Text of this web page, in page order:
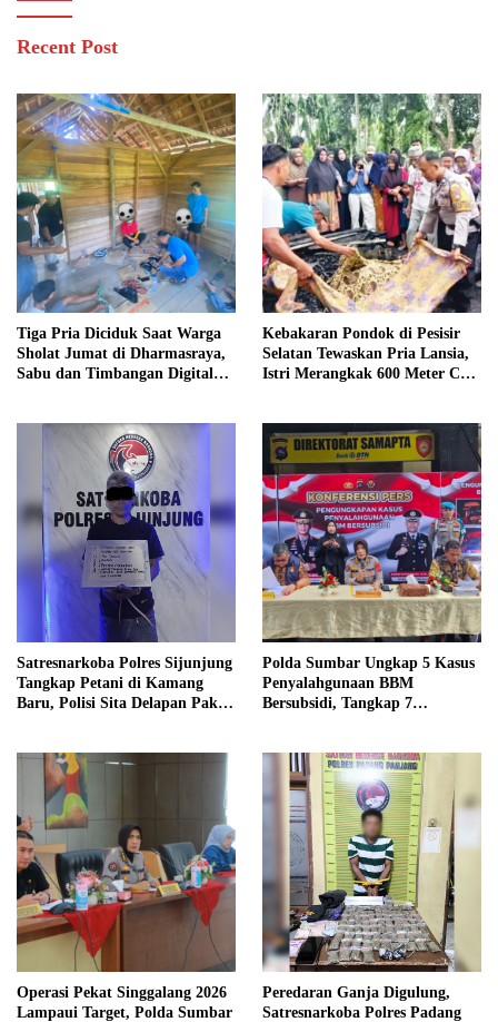
Recent Post
Tiga Pria Diciduk Saat Warga
Sholat Jumat di Dharmasraya,
Sabu dan Timbangan Digital
Kebakaran Pondok di Pesisir
Selatan Tewaskan Pria Lansia,
Istri Merangkak 600 Meter Cari
Satresnarkoba Polres Sijunjung
Tangkap Petani di Kamang
Baru, Polisi Sita Delapan Paket
Polda Sumbar Ungkap 5 Kasus
Penyalahgunaan BBM
Bersubsidi, Tangkap 7
Operasi Pekat Singgalang 2026
Lampaui Target, Polda Sumbar
Peredaran Ganja Digulung,
Satresnarkoba Polres Padang